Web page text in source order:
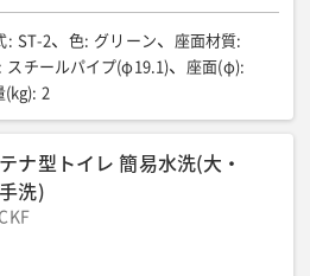
: ST-2 色: グリーン 座面材質:
: スチールパイプ(φ19.1) 座面(φ):
(kg): 2
ナ型トイレ 簡易水洗(大・
洗)